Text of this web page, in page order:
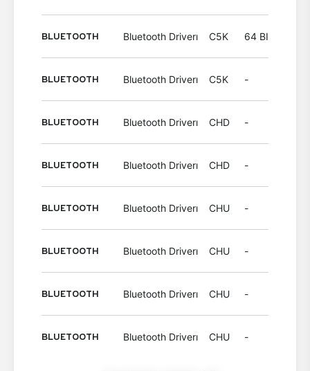
BLUETOOTH Bluetooth Driverı C5K 64 BIT
BLUETOOTH Bluetooth Driverı C5K -
BLUETOOTH Bluetooth Driverı CHD -
BLUETOOTH Bluetooth Driverı CHD -
BLUETOOTH Bluetooth Driverı CHU -
BLUETOOTH Bluetooth Driverı CHU -
BLUETOOTH Bluetooth Driverı CHU -
BLUETOOTH Bluetooth Driverı CHU -